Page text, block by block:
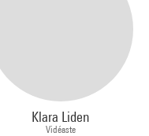
Klara Liden
Vidéaste